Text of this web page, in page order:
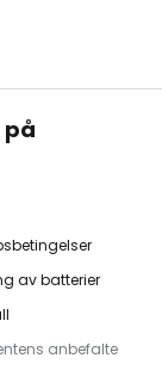
på
av batterier
anbefalte